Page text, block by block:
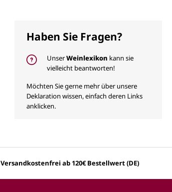
Haben Sie Fragen?
UnserWeinlexikon kann sie
vielleicht beantworten!
Möchten Sie gerne mehr über unsere
Deklaration wissen, einfach deren Links
anklicken.
Versandkostenfrei ab 120€ Bestellwert (DE)